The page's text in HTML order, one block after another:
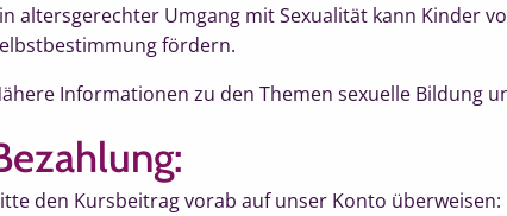
altersgerechter Umgang mit Sexualität kann Kinder
fördern.
Informationen zu den Themen sexuelle Bildung
den Kursbeitrag vorab auf unser Konto überweisen: